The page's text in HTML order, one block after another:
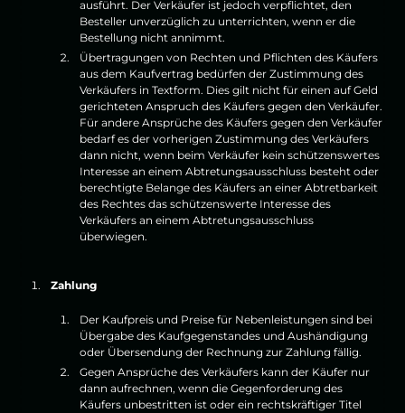
ausführt. Der Verkäufer ist jedoch verpflichtet, den
Besteller unverzüglich zu unterrichten, wenn er die
Bestellung nicht annimmt.
Übertragungen von Rechten und Pflichten des Käufers
aus dem Kaufvertrag bedürfen der Zustimmung des
Verkäufers in Textform. Dies gilt nicht für einen auf Geld
gerichteten Anspruch des Käufers gegen den Verkäufer.
Für andere Ansprüche des Käufers gegen den Verkäufer
bedarf es der vorherigen Zustimmung des Verkäufers
dann nicht, wenn beim Verkäufer kein schützenswertes
Interesse an einem Abtretungsausschluss besteht oder
berechtigte Belange des Käufers an einer Abtretbarkeit
des Rechtes das schützenswerte Interesse des
Verkäufers an einem Abtretungsausschluss
überwiegen.
Zahlung
Der Kaufpreis und Preise für Nebenleistungen sind bei
Übergabe des Kaufgegenstandes und Aushändigung
oder Übersendung der Rechnung zur Zahlung fällig.
Gegen Ansprüche des Verkäufers kann der Käufer nur
dann aufrechnen, wenn die Gegenforderung des
Käufers unbestritten ist oder ein rechtskräftiger Titel